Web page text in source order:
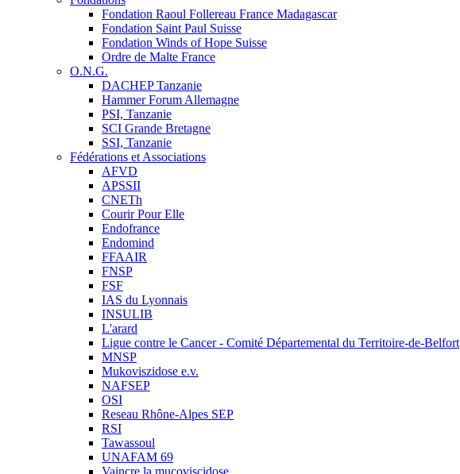
Fondation Raoul Follereau France Madagascar
Fondation Saint Paul Suisse
Fondation Winds of Hope Suisse
Ordre de Malte France
O.N.G.
DACHEP Tanzanie
Hammer Forum Allemagne
PSI, Tanzanie
SCI Grande Bretagne
SSI, Tanzanie
Fédérations et Associations
AFVD
APSSII
CNETh
Courir Pour Elle
Endofrance
Endomind
FFAAIR
FNSP
FSF
IAS du Lyonnais
INSULIB
L'arard
Ligue contre le Cancer - Comité Départemental du Territoire-de-Belfort
MNSP
Mukoviszidose e.v.
NAFSEP
OSI
Reseau Rhône-Alpes SEP
RSI
Tawassoul
UNAFAM 69
Vaincre la mucoviscidose